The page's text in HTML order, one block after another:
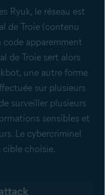
Ryuk, le réseau est
de Troie (contenu
code apparemment
de Troie sert alors
une autre forme
sur plusieurs
surveiller plusieurs
sensibles et
Le cybercriminel
cible choisie.